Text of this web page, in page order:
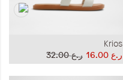
Krios
ر.ع 32.00
ر.ع 16.00